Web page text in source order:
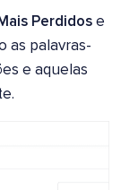
Perdidos e
as palavras-
e aquelas